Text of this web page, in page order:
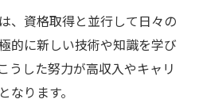
、資格取得と並行して日々の
的に新しい技術や知識を学び
うした努力が高収入やキャリ
なります。